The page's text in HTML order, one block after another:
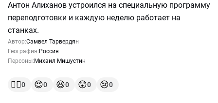
Антон Алиханов устроился на специальную программу
переподготовки и каждую неделю работает на
станках.
Автор:Самвел Тарвердян
География: Россия
Персоны: Михаил Мишустин
👍🏻0 😍0 😆0 😲0 😢0